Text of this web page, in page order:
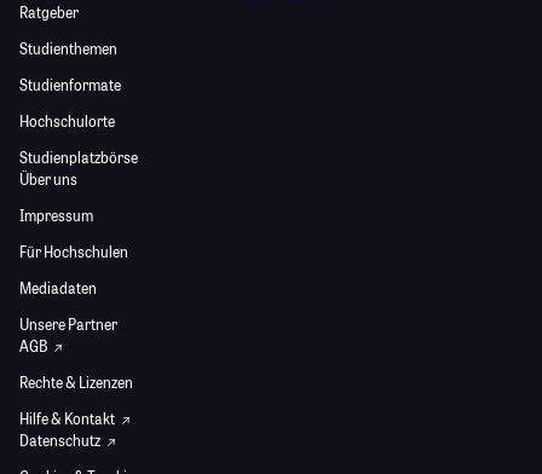
Ratgeber
Studienthemen
Studienformate
Hochschulorte
Studienplatzbörse
Über uns
Impressum
Für Hochschulen
Mediadaten
Unsere Partner
AGB
Rechte & Lizenzen
Hilfe & Kontakt
Datenschutz